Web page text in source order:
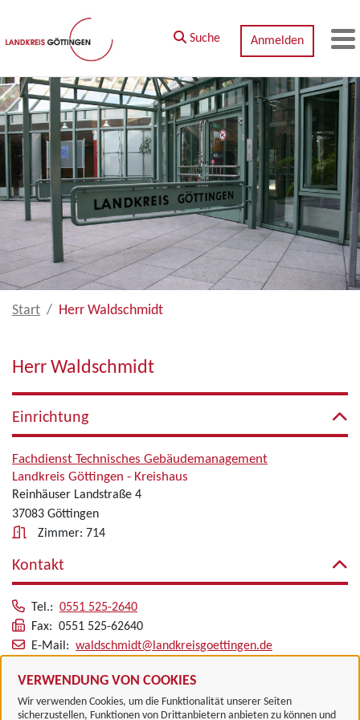
Zum Hauptinhalt springen
VERWENDUNG VON COOKIES
Wir verwenden Cookies, um die Funktionalität unserer Seiten
sicherzustellen, Funktionen von Drittanbietern anbieten zu können und
Suche Anmelden
Start Herr Waldschmidt
Herr Waldschmidt
Einrichtung
Fachdienst Technisches Gebäudemanagement
Landkreis Göttingen - Kreishaus
Reinhäuser Landstraße 4
37083 Göttingen
Zimmer: 714
Kontakt
Tel.: 0551 525-2640
Fax: 0551 525-62640
E-Mail: waldschmidt@landkreisgoettingen.de
Alle zugeordneten Einrichtungen